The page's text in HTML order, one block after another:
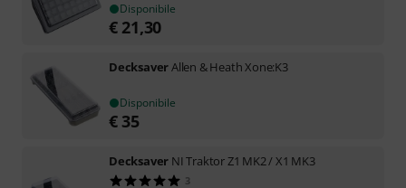
Disponibile
€ 21,30
DecksaverAllen & Heath Xone:K3
Disponibile
€ 35
Decksaver NI Traktor Z1 MK2 / X1 MK3
3